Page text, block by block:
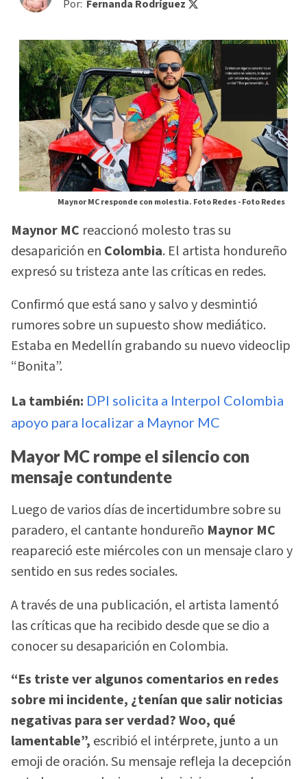
Por: Fernanda Rodríguez
Maynor MC responde con molestia. Foto Redes -Foto Redes
Maynor MC reaccionó molesto tras su
desaparición en Colombia. El artista hondureño
expresó su tristeza ante las críticas en redes.
Confirmó que está sano y salvo y desmintió
rumores sobre un supuesto show mediático.
Estaba en Medellín grabando su nuevo videoclip
“Bonita”.
La también: DPI solicita a Interpol Colombia
apoyo para localizar a Maynor MC
Mayor MC rompe el silencio con
mensaje contundente
Luego de varios días de incertidumbre sobre su
paradero, el cantante hondureño Maynor MC
reapareció este miércoles con un mensaje claro y
sentido en sus redes sociales.
A través de una publicación, el artista lamentó
las críticas que ha recibido desde que se dio a
conocer su desaparición en Colombia.
“Es triste ver algunos comentarios en redes
sobre mi incidente, ¿tenían que salir noticias
negativas para ser verdad? Woo, qué
lamentable”, escribió el intérprete, junto a un
emoji de oración. Su mensaje refleja la decepción